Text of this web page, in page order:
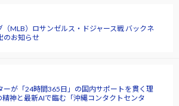
（MLB）ロサンゼルス・ドジャース戦 バックネ
のお知らせ
ーが「24時間365日」の国内サポートを貫く理
神と最新AIで臨む「沖縄コンタクトセンタ